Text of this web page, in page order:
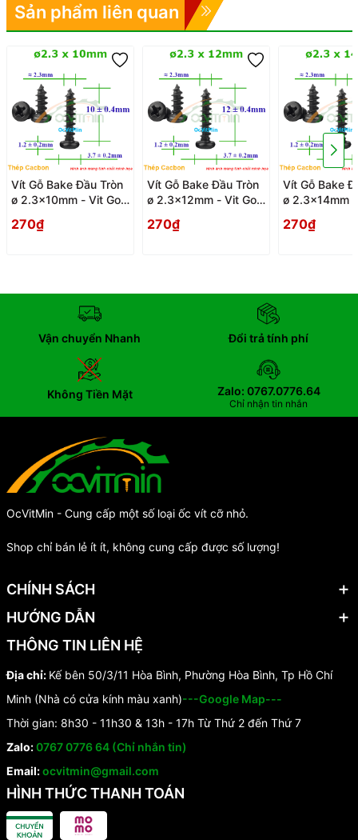
Sản phẩm liên quan
Vít Gỗ Bake Đầu Tròn
ø 2.3x10mm - Vit Go
270₫
Vít Gỗ Bake Đầu Tròn
ø 2.3x12mm - Vit Go
270₫
Vít Gỗ Bake
ø 2.3x14mm
270₫
Vận chuyển Nhanh Đổi trả tính phí
Không Tiền Mặt Zalo: 0767.0776.64
Chỉ nhận tin nhắn
OcVitMin - Cung cấp một số loại ốc vít cỡ nhỏ.
Shop chỉ bán lẻ ít ít, không cung cấp được số lượng!
CHÍNH SÁCH
HƯỚNG DẪN
THÔNG TIN LIÊN HỆ
Địa chỉ: Kế bên 50/3/11 Hòa Bình, Phường Hòa Bình, Tp Hồ Chí
Minh (Nhà có cửa kính màu xanh)---Google Map---
Thời gian: 8h30 - 11h30 & 13h - 17h Từ Thứ 2 đến Thứ 7
Zalo:0767 0776 64 (Chỉ nhắn tin)
Email:ocvitmin@gmail.com
HÌNH THỨC THANH TOÁN